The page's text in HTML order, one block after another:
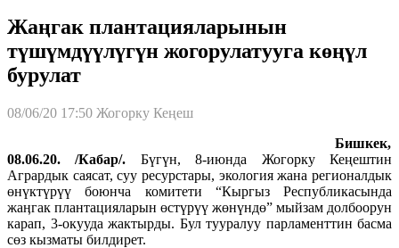
Жаңгак плантацияларынын
түшүмдүүлүгүн жогорулатууга көңүл
бурулат
08/06/20 17:50 Жогорку Кеңеш
Бишкек,
08.06.20. /Кабар/. Бүгүн, 8-июнда Жогорку Кеңештин
Агрардык саясат, суу ресурстары, экология жана регионалдык
өнүктүрүү боюнча комитети “Кыргыз Республикасында
жаӊгак плантацияларын өстүрүү жөнүндө” мыйзам долбоорун
карап, 3-окууда жактырды. Бул тууралуу парламенттин басма
сөз кызматы билдирет.